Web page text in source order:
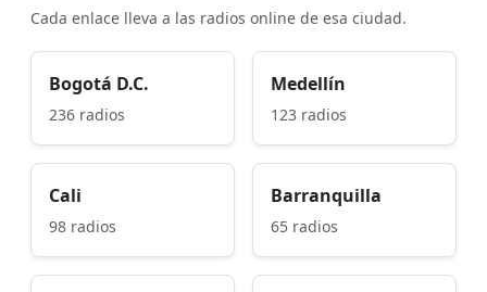
Cada enlace lleva a las radios online de esa ciudad.
Bogotá D.C.
236 radios
Medellín
123 radios
Cali
98 radios
Barranquilla
65 radios